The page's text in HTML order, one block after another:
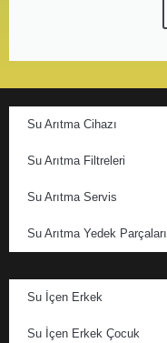
Su Arıtma Cihazı
Su Arıtma Filtreleri
Su Arıtma Servis
Su Arıtma Yedek Parçaları
Su İçen Erkek
Su İçen Erkek Çocuk